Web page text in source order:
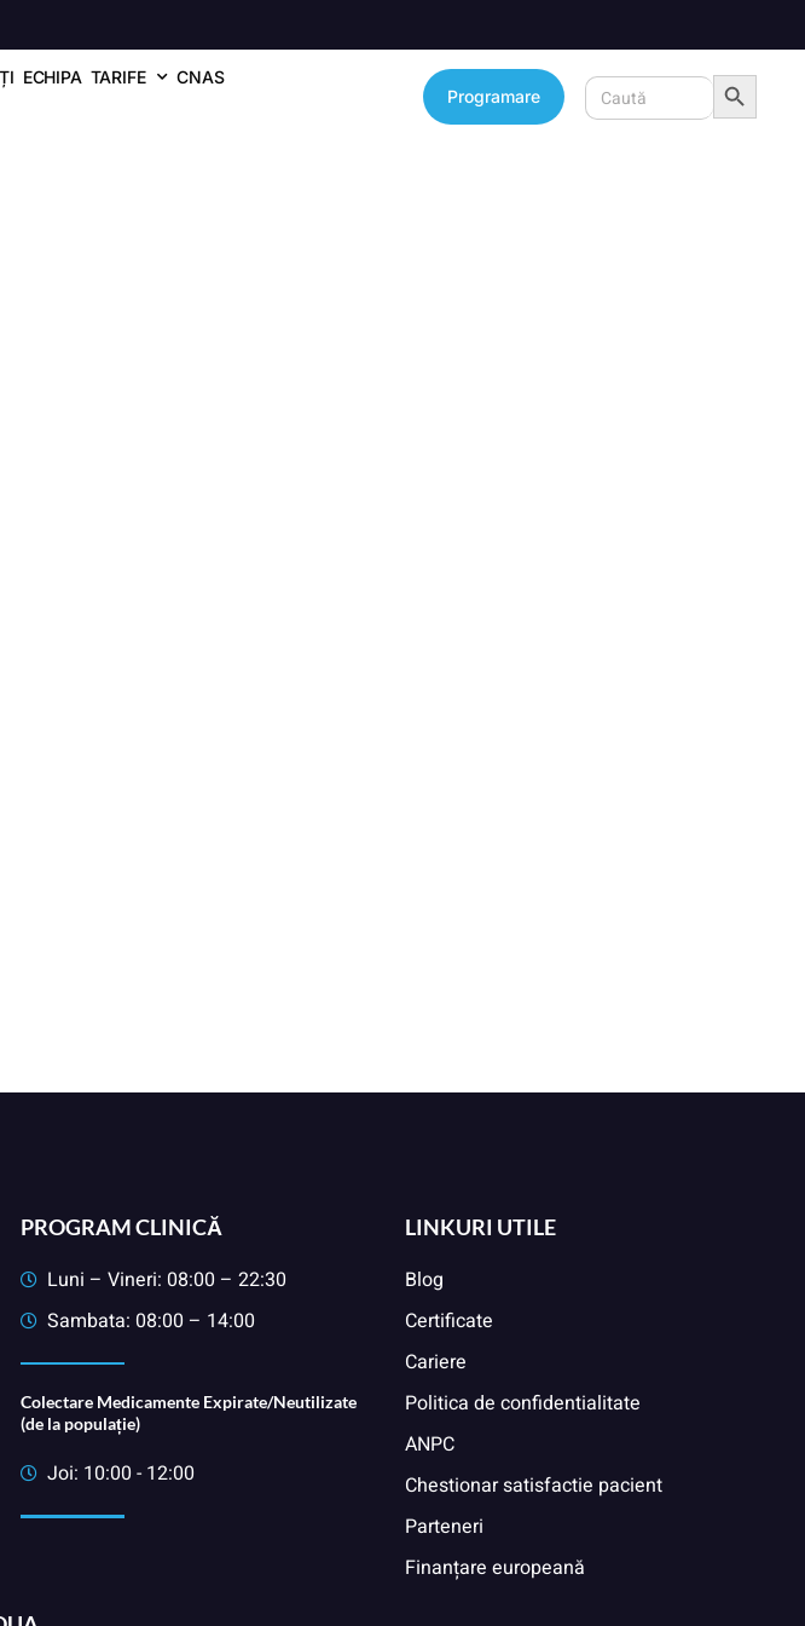
ECHIPA TARIFE
CNAS
Programare
Search
Search Button
PROGRAM CLINICĂ
Luni – Vineri: 08:00 – 22:30
Sambata: 08:00 – 14:00
Colectare Medicamente Expirate/Neutilizate
(de la populație)
Joi: 10:00 - 12:00
LINKURI UTILE
Blog
Certificate
Cariere
Politica de confidentialitate
ANPC
Chestionar satisfactie pacient
Parteneri
Finanțare europeană